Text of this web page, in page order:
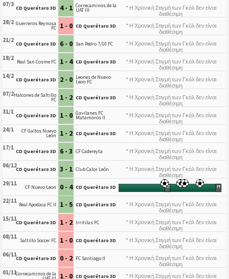
07/3 CD Querétaro 3D 4 - 1 Correcaminos de la
UAT III
* Η Χρονική Στιγμή των Γκόλ δεν είναι
διαθέσιμη
28/2 Guerreros Reynosa
FC 1 - 0 CD Querétaro 3D
* Η Χρονική Στιγμή των Γκόλ δεν είναι
διαθέσιμη
21/2 CD Querétaro 3D 6 - 0 San Pedro 7/10 FC
* Η Χρονική Στιγμή των Γκόλ δεν είναι
διαθέσιμη
18/2 Real San Cosme FC 1 - 4 CD Querétaro 3D
* Η Χρονική Στιγμή των Γκόλ δεν είναι
διαθέσιμη
14/2 CD Querétaro 3D 2 - 0 Leones de Nuevo
Leon FC
* Η Χρονική Στιγμή των Γκόλ δεν είναι
διαθέσιμη
07/2Halcones de Saltillo
FC 1 - 2 CD Querétaro 3D
* Η Χρονική Στιγμή των Γκόλ δεν είναι
διαθέσιμη
31/1 CD Querétaro 3D 1 - 0 Gavilanes FC
Matamoros II
* Η Χρονική Στιγμή των Γκόλ δεν είναι
διαθέσιμη
24/1
CF Gallos Nuevo
León 1 - 2 CD Querétaro 3D
* Η Χρονική Στιγμή των Γκόλ δεν είναι
διαθέσιμη
17/1 CD Querétaro 3D 6 - 3 CF Cadereyta
* Η Χρονική Στιγμή των Γκόλ δεν είναι
διαθέσιμη
06/12CD Querétaro 3D 3 - 1 Club Calor León
* Η Χρονική Στιγμή των Γκόλ δεν είναι
διαθέσιμη
29/11
CF Nuevo Leon 0 - 4 CD Querétaro 3D HT FT
22/11 Real Apodaca FC II 1 - 5 CD Querétaro 3D
* Η Χρονική Στιγμή των Γκόλ δεν είναι
διαθέσιμη
15/11CD Querétaro 3D 1 - 2 Irritilas FC
* Η Χρονική Στιγμή των Γκόλ δεν είναι
διαθέσιμη
08/11 Saltillo Soccer FC 1 - 0 CD Querétaro 3D
* Η Χρονική Στιγμή των Γκόλ δεν είναι
διαθέσιμη
06/11CD Querétaro 3D 0 - 2 FC Santiago II
* Η Χρονική Στιγμή των Γκόλ δεν είναι
διαθέσιμη
01/11Correcaminos de la 1 - 0 CD Querétaro 3D
* Η Χρονική Στιγμή των Γκόλ δεν είναι